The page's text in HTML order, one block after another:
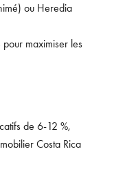
ou Heredia
pour maximiser les
de 6-12 %,
Costa Rica